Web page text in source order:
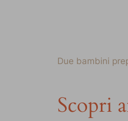
Due bambini
Scopri